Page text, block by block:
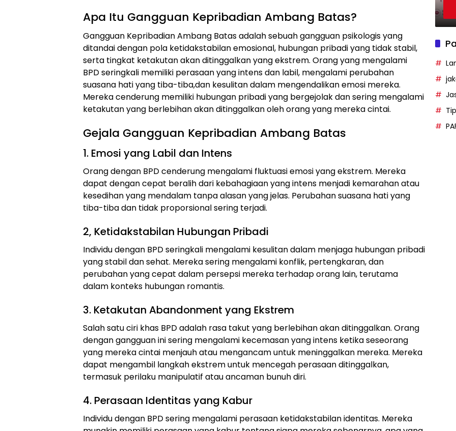
Apa Itu Gangguan Kepribadian Ambang Batas?
Gangguan Kepribadian Ambang Batas adalah sebuah gangguan psikologis yang
ditandai dengan pola ketidakstabilan emosional, hubungan pribadi yang tidak stabil,
serta tingkat ketakutan akan ditinggalkan yang ekstrem. Orang yang mengalami
BPD seringkali memiliki perasaan yang intens dan labil, mengalami perubahan
suasana hati yang tiba-tiba,dan kesulitan dalam mengendalikan emosi mereka.
Mereka cenderung memiliki hubungan pribadi yang bergejolak dan sering mengalami
ketakutan yang berlebihan akan ditinggalkan oleh orang yang mereka cintai.
Gejala Gangguan Kepribadian Ambang Batas
1. Emosi yang Labil dan Intens
Orang dengan BPD cenderung mengalami fluktuasi emosi yang ekstrem. Mereka
dapat dengan cepat beralih dari kebahagiaan yang intens menjadi kemarahan atau
kesedihan yang mendalam tanpa alasan yang jelas. Perubahan suasana hati yang
tiba-tiba dan tidak proporsional sering terjadi.
2, Ketidakstabilan Hubungan Pribadi
Individu dengan BPD seringkali mengalami kesulitan dalam menjaga hubungan pribadi
yang stabil dan sehat. Mereka sering mengalami konflik, pertengkaran, dan
perubahan yang cepat dalam persepsi mereka terhadap orang lain, terutama
dalam konteks hubungan romantis.
3. Ketakutan Abandonment yang Ekstrem
Salah satu ciri khas BPD adalah rasa takut yang berlebihan akan ditinggalkan. Orang
dengan gangguan ini sering mengalami kecemasan yang intens ketika seseorang
yang mereka cintai menjauh atau mengancam untuk meninggalkan mereka. Mereka
dapat mengambil langkah ekstrem untuk mencegah perasaan ditinggalkan,
termasuk perilaku manipulatif atau ancaman bunuh diri.
4. Perasaan Identitas yang Kabur
Individu dengan BPD sering mengalami perasaan ketidakstabilan identitas. Mereka